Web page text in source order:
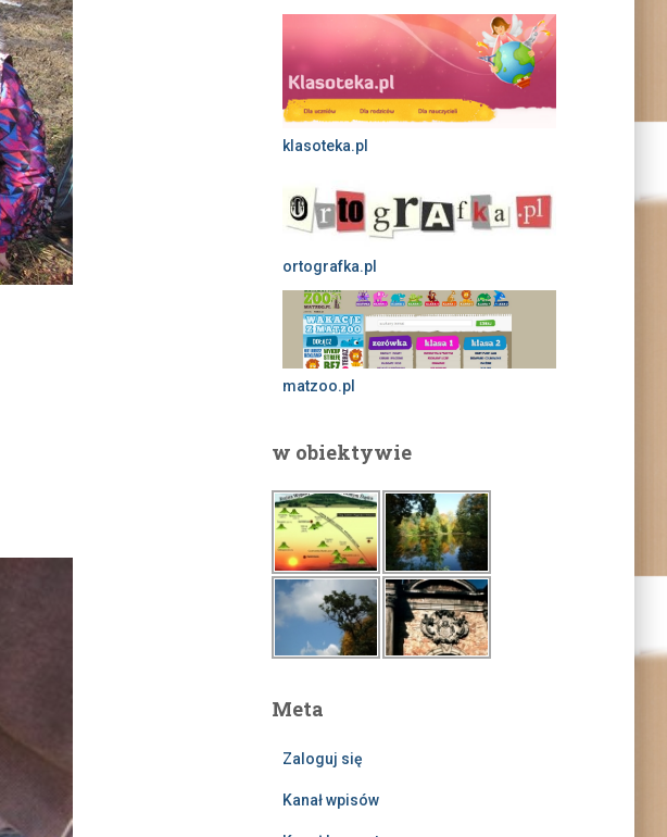
klasoteka.pl
ortografka.pl
matzoo.pl
w obiektywie
Meta
Zaloguj się
Kanał wpisów